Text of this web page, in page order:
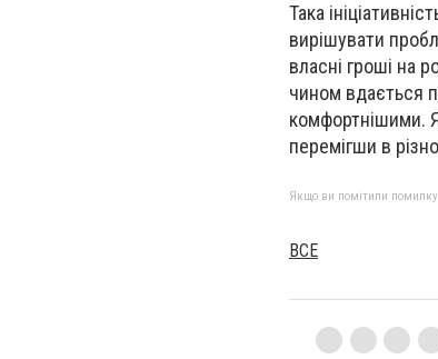
Така
вирішувати
власні гроші на
чином вдається
комфортнішими.
перемігши в
Якщо ви помітили помилку,
ВСЕ